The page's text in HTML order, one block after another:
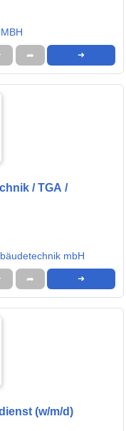
➦ ➜
/ TGA /
mbH
➦ ➜
(w/m/d)